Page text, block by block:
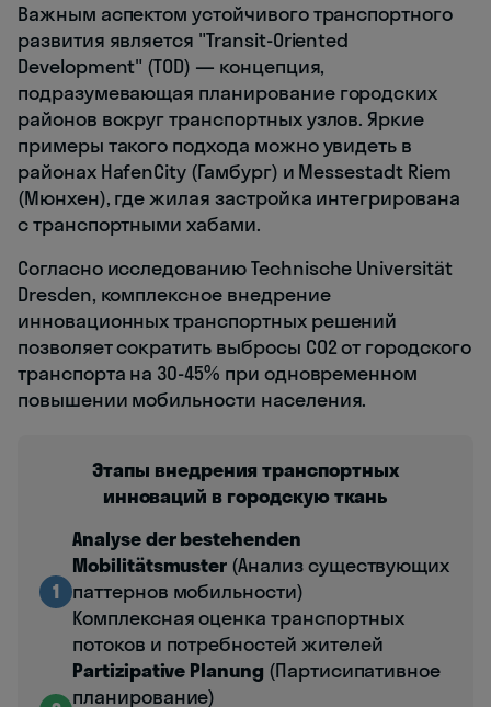
Важным аспектом устойчивого транспортного
развития является "Transit-Oriented
Development" (TOD) — концепция,
подразумевающая планирование городских
районов вокруг транспортных узлов. Яркие
примеры такого подхода можно увидеть в
районах HafenCity (Гамбург) и Messestadt Riem
(Мюнхен), где жилая застройка интегрирована
с транспортными хабами.
Согласно исследованию Technische Universität
Dresden, комплексное внедрение
инновационных транспортных решений
позволяет сократить выбросы CO2 от городского
транспорта на 30-45% при одновременном
повышении мобильности населения.
Этапы внедрения транспортных
инноваций в городскую ткань
1
Analyse der bestehenden
Mobilitätsmuster (Анализ существующих
паттернов мобильности)
Комплексная оценка транспортных
потоков и потребностей жителей
Partizipative Planung (Партисипативное
планирование)